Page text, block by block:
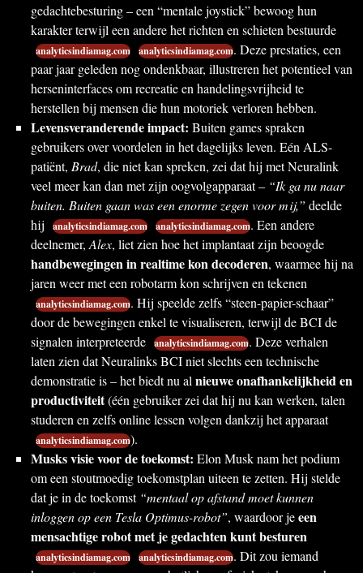
gedachtebesturing – een “mentale joystick” bewoog hun
karakter terwijl een andere het richten en schieten bestuurde
analyticsindiamag.com analyticsindiamag.com. Deze prestaties, een
paar jaar geleden nog ondenkbaar, illustreren het potentieel van
herseninterfaces om recreatie en handelingsvrijheid te
herstellen bij mensen die hun motoriek verloren hebben.
Levensveranderende impact: Buiten games spraken
gebruikers over voordelen in het dagelijks leven. Eén ALS-
patiënt, Brad, die niet kan spreken, zei dat hij met Neuralink
veel meer kan dan met zijn oogvolgapparaat – “Ik ga nu naar
buiten. Buiten gaan was een enorme zegen voor mij,” deelde
hij
analyticsindiamag.com analyticsindiamag.com. Een andere
deelnemer, Alex, liet zien hoe het implantaat zijn beoogde
handbewegingen in realtime kon decoderen, waarmee hij na
jaren weer met een robotarm kon schrijven en tekenen
analyticsindiamag.com. Hij speelde zelfs “steen-papier-schaar”
door de bewegingen enkel te visualiseren, terwijl de BCI de
signalen interpreteerde analyticsindiamag.com. Deze verhalen
laten zien dat Neuralinks BCI niet slechts een technische
demonstratie is – het biedt nu al nieuwe onafhankelijkheid en
productiviteit(één gebruiker zei dat hij nu kan werken, talen
studeren en zelfs online lessen volgen dankzij het apparaat
analyticsindiamag.com).
Musks visie voor de toekomst: Elon Musk nam het podium
om een stoutmoedig toekomstplan uiteen te zetten. Hij stelde
dat je in de toekomst “mentaal op afstand moet kunnen
inloggen op een Tesla Optimus-robot”, waardoor jeeen
mensachtige robot met je gedachten kunt besturen
analyticsindiamag.com analyticsindiamag.com. Dit zou iemand